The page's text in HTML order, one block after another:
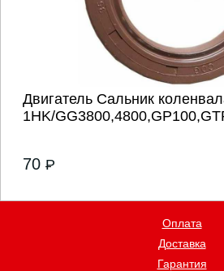
Двигатель Сальник
1HK/
70 P
Оплата
Доставка
Гарантия